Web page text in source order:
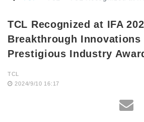
TCL Recognized at IFA
Breakthrough Innovations
Prestigious Industry
TCL
2024/9/10 16:17